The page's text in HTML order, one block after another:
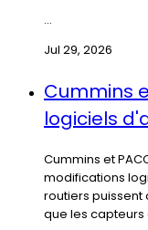
...
Jul 29, 2026
Cummins
logiciels
Cummins et
modifications
routiers puissent
que les capteurs